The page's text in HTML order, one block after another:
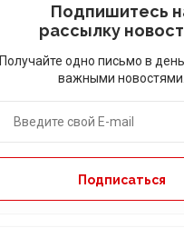
Подпишитесь
рассылку
Получайте одно письмо в
важными новостями.